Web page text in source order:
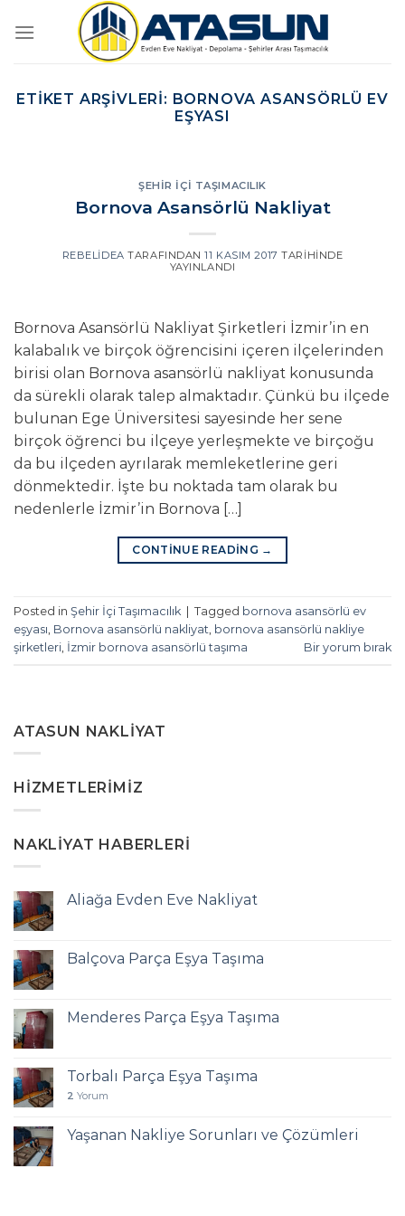
atla
ETIKET ARŞIVLERI: BORNOVA ASANSÖRLÜ EV
EŞYASI
ŞEHIR İÇI TAŞIMACILIK
Bornova Asansörlü Nakliyat
REBELIDEA TARAFINDAN 11 KASIM 2017 TARIHINDE
YAYINLANDI
Bornova Asansörlü Nakliyat Şirketleri İzmir’in en
kalabalık ve birçok öğrencisini içeren ilçelerinden
birisi olan Bornova asansörlü nakliyat konusunda
da sürekli olarak talep almaktadır. Çünkü bu ilçede
bulunan Ege Üniversitesi sayesinde her sene
birçok öğrenci bu ilçeye yerleşmekte ve birçoğu
da bu ilçeden ayrılarak memleketlerine geri
dönmektedir. İşte bu noktada tam olarak bu
nedenlerle İzmir’in Bornova […]
CONTINUE READING →
Posted in Şehir İçi Taşımacılık Tagged bornova asansörlü ev
eşyası Bornova asansörlü nakliyat bornova asansörlü nakliye
şirketleri İzmir bornova asansörlü taşıma Bir yorum bırak
ATASUN NAKLIYAT
HIZMETLERIMIZ
NAKLIYAT HABERLERI
Aliağa Evden Eve Nakliyat
Balçova Parça Eşya Taşıma
Menderes Parça Eşya Taşıma
Torbalı Parça Eşya Taşıma
2 Yorum
Yaşanan Nakliye Sorunları ve Çözümleri